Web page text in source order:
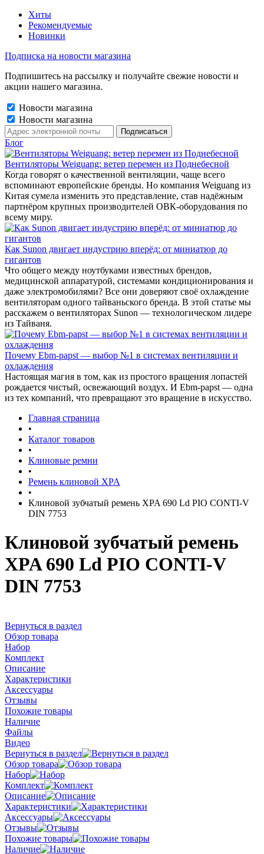
Хиты
Рекомендуемые
Новинки
Подписка на новости магазина
Подпишитесь на рассылку и получайте свежие новости и
акции нашего магазина.
Новости магазина
Новости магазина
Блог
Вентиляторы Weiguang: ветер перемен из Поднебесной
Когда говорят о качественной вентиляции, чаще всего
вспоминают европейские бренды. Но компания Weiguang из
Китая сумела изменить это представление, став надёжным
партнёром крупных производителей ОВК-оборудования по
всему миру.
Как Sunon двигает индустрию вперёд: от миниатюр до
гигантов
Что общего между ноутбуками известных брендов,
медицинской аппаратурой, системами кондиционирования и
даже электромобилями? Все они доверяют своё охлаждение
вентиляторам одного тайваньского бренда. В этой статье мы
расскажем о вентиляторах Sunon — технологическом лидере
из Тайваня.
Почему Ebm-papst — выбор №1 в системах вентиляции и
охлаждения
Настоящая магия в том, как из простого вращения лопастей
рождается чистый, освежающий воздух. И Ebm-papst — одна
из тех компаний, что превращают это вращение в искусство.
Главная страница
•
Каталог товаров
•
Клиновые ремни
•
Ремень клиновой XPA
•
Клиновой зубчатый ремень XPA 690 Ld PIO CONTI-V
DIN 7753
Клиновой зубчатый ремень
XPA 690 Ld PIO CONTI-V
DIN 7753
Вернуться в раздел
Обзор товара
Набор
Комплект
Описание
Характеристики
Аксессуары
Отзывы
Похожие товары
Наличие
Файлы
Видео
Вернуться в раздел
Обзор товара
Набор
Комплект
Описание
Характеристики
Аксессуары
Отзывы
Похожие товары
Наличие